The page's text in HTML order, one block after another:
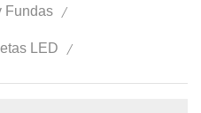
Fundas /
LED /